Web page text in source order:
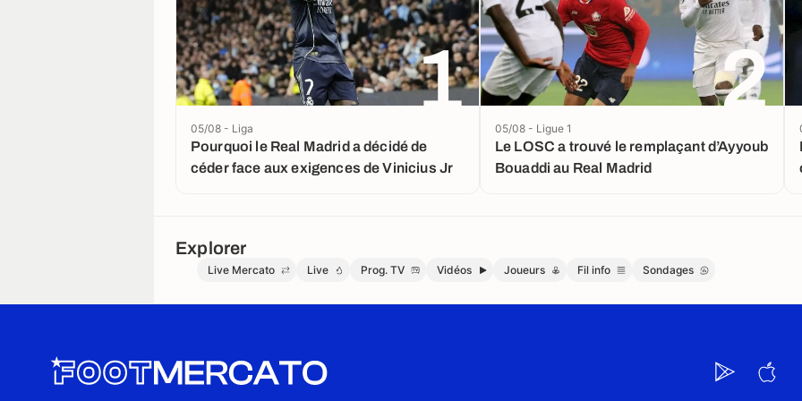
1
Pourquoi le Real Madrid a décidé de
céder face aux exigences de Vinicius Jr
05/08 - Liga
2
Le LOSC a trouvé le remplaçant d’Ayyoub
Bouaddi au Real Madrid
05/08 - Ligue 1
Explorer
Live Mercato Live Prog. TV Vidéos Joueurs Fil info Sondages